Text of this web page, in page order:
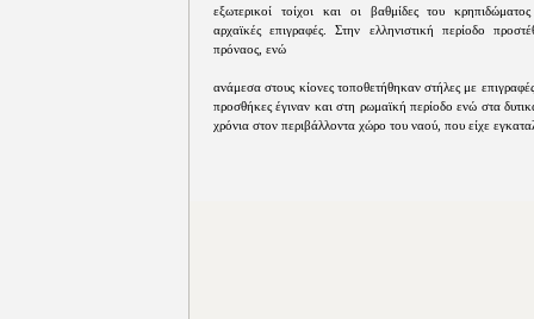
εξωτερικοί τοίχοι και οι βαθμίδες του
αρχαϊκές επιγραφές. Στην ελληνιστική περίοδο
πρόναος, ενώ
ανάμεσα στους κίονες τοποθετήθηκαν στήλες με
προσθήκες έγιναν και στη ρωμαϊκή περίοδο ενώ στα
χρόνια στον περιβάλλοντα χώρο του ναού, που είχε